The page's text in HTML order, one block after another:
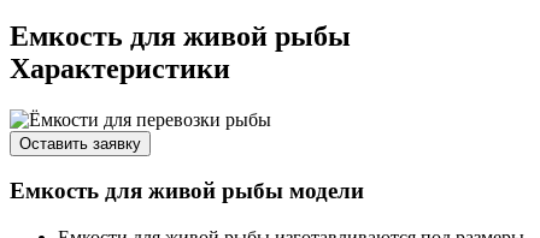
Емкость для живой рыбы
Характеристики
Оставить заявку
Емкость для живой рыбы модели